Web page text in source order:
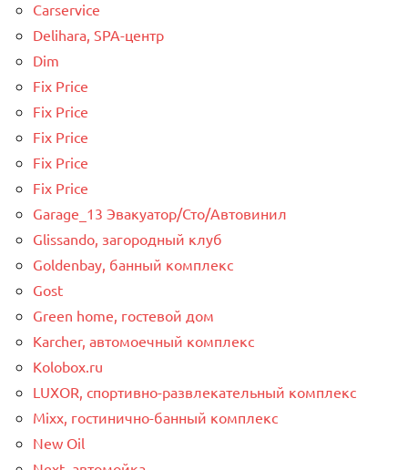
Carservice
Delihara, SPA-центр
Dim
Fix Price
Fix Price
Fix Price
Fix Price
Fix Price
Garage_13 Эвакуатор/Сто/Автовинил
Glissando, загородный клуб
Goldenbay, банный комплекс
Gost
Green home, гостевой дом
Karcher, автомоечный комплекс
Kolobox.ru
LUXOR, спортивно-развлекательный комплекс
Mixx, гостинично-банный комплекс
New Oil